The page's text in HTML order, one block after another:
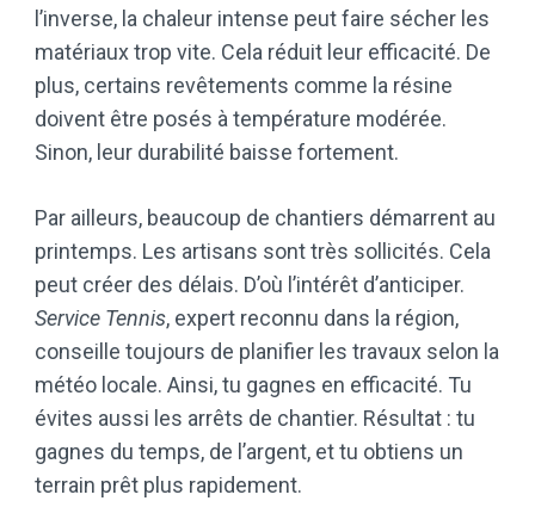
l’inverse, la chaleur intense peut faire sécher les
matériaux trop vite. Cela réduit leur efficacité. De
plus, certains revêtements comme la résine
doivent être posés à température modérée.
Sinon, leur durabilité baisse fortement.
Par ailleurs, beaucoup de chantiers démarrent au
printemps. Les artisans sont très sollicités. Cela
peut créer des délais. D’où l’intérêt d’anticiper.
Service Tennis, expert reconnu dans la région,
conseille toujours de planifier les travaux selon la
météo locale. Ainsi, tu gagnes en efficacité. Tu
évites aussi les arrêts de chantier. Résultat : tu
gagnes du temps, de l’argent, et tu obtiens un
terrain prêt plus rapidement.